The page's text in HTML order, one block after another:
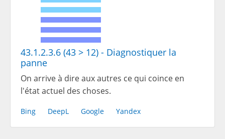
43.1.2.3.6 (43 > 12) - Diagnostiquer la
panne
On arrive à dire aux autres ce qui coince en
l'état actuel des choses.
Bing DeepL Google Yandex